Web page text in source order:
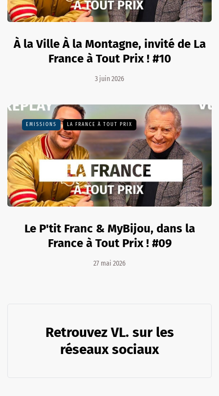
À la Ville À la Montagne, invité de La
France à Tout Prix ! #10
3 juin 2026
EMISSIONS LA FRANCE À TOUT PRIX
Le P'tit Franc & MyBijou, dans la
France à Tout Prix ! #09
27 mai 2026
Retrouvez VL. sur les
réseaux sociaux